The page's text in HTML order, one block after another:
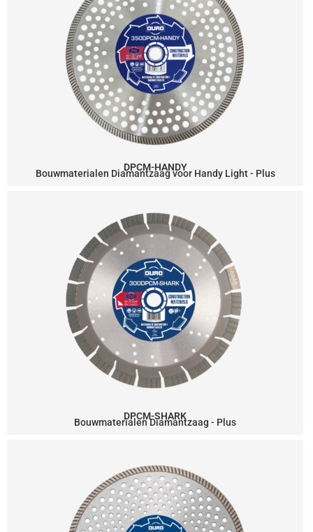
DPCM-HANDY
Bouwmaterialen Diamantzaag voor Handy Light - Plus
DPCM-SHARK
Bouwmaterialen Diamantzaag - Plus